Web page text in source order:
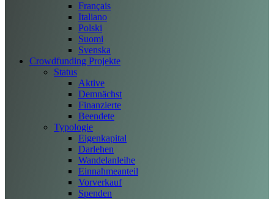
Français
Italiano
Polski
Suomi
Svenska
Crowdfunding Projekte
Status
Aktive
Demnächst
Finanzierte
Beendete
Typologie
Eigenkapital
Darlehen
Wandelanleihe
Einnahmeanteil
Vorverkauf
Spenden